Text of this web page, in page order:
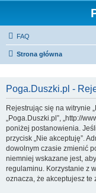
FAQ
Strona główna
Poga.Duszki.pl -
Rejestrując się na witrynie
„Poga.Duszki.pl”, „http://
poniżej postanowienia.
przycisk „Nie akceptuję”.
dowolnym czasie zmienić
niemniej wskazane jest,
regulaminu. Korzystanie z
oznacza, że akceptujesz